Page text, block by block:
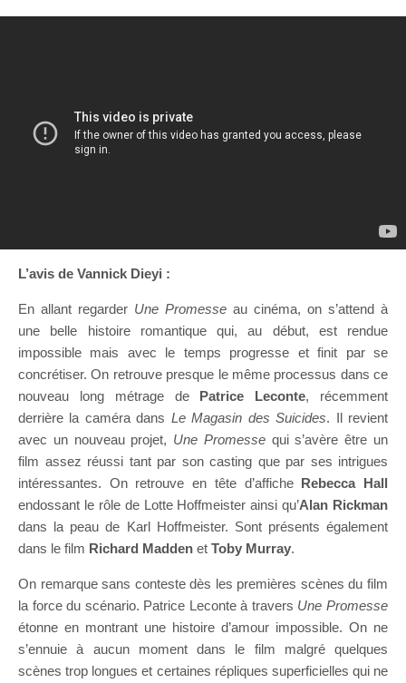
L’avis de Vannick Dieyi :
En allant regarder Une Promesse au cinéma, on s’attend à
une belle histoire romantique qui, au début, est rendue
impossible mais avec le temps progresse et finit par se
concrétiser. On retrouve presque le même processus dans ce
nouveau long métrage de Patrice Leconte, récemment
derrière la caméra dans Le Magasin des Suicides. Il revient
avec un nouveau projet, Une Promessequi s’avère être un
film assez réussi tant par son casting que par ses intrigues
intéressantes. On retrouve en tête d’affiche Rebecca Hall
endossant le rôle de Lotte Hoffmeister ainsi qu’Alan Rickman
dans la peau de Karl Hoffmeister. Sont présents également
dans le film Richard Madden et Toby Murray.
On remarque sans conteste dès les premières scènes du film
la force du scénario. Patrice Leconte à travers Une Promesse
étonne en montrant une histoire d’amour impossible. On ne
s’ennuie à aucun moment dans le film malgré quelques
scènes trop longues et certaines répliques superficielles qui ne